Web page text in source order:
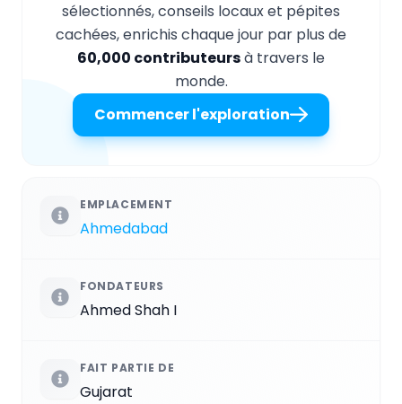
sélectionnés, conseils locaux et pépites
cachées, enrichis chaque jour par plus de
60,000 contributeursà travers le
monde.
Commencer l'exploration
EMPLACEMENT
Ahmedabad
FONDATEURS
Ahmed Shah I
FAIT PARTIE DE
Gujarat